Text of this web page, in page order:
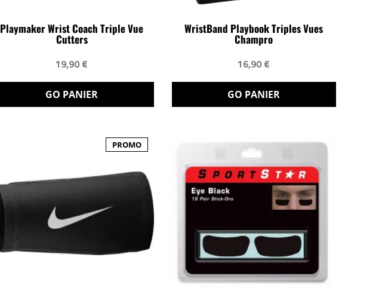
Playmaker Wrist Coach Triple Vue
Cutters
19,90 €
GO PANIER
WristBand Playbook Triples Vues
Champro
16,90 €
GO PANIER
PROMO